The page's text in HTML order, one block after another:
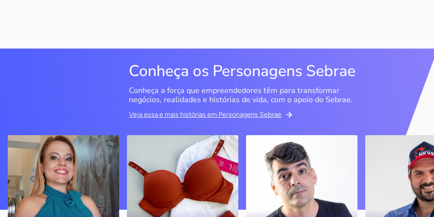
Conheça os Personagens Sebrae
Conheça a força que empreendedores têm para transformar
negócios, realidades e histórias de vida, com o apoio do Sebrae.
Veja essa e mais histórias em Personagens Sebrae
QualiMedi Saúde
Londrina / PR
Crisanália Cinagava e
Fernando Cinagava abriram
clínica com atendimento de
nível particular com preço
acessível
Miragem Moda Íntima
Pérola / PR
Com o apoio do Sebrae, a
empresa cresceu e
atualmente conta com
quatro lojas
Bipp Tecnologia
Picos / PI
Marcus Linhares
transformou a tese do
doutorado em negócio
Criatório
Sobrália / MG